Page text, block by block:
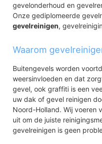
gevelonderhoud en
Onze gediplomeerde
gevelreinigen,
Waarom
Buitengevels worden
weersinvloeden en dat
gevel, ook graffiti is een
uw dak of gevel reinigen
Noord-Holland. Wij voeren
uit om de juiste
gevelreinigen is geen